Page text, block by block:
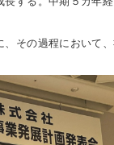
その過程において